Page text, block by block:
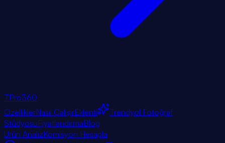
TPro360
ÖzelliklerNasıl ÇalışırEklenti
Trendyol Fotoğraf
StüdyosuFiyatlandırmaBlog
Ürün AnalizKomisyon Hesapla